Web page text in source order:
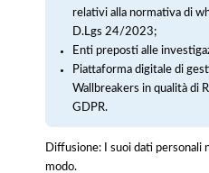
relativi alla normativa di
D.Lgs 24/2023;
Enti preposti alle
Piattaforma digitale di
Wallbreakers in qualità di
GDPR.
Diffusione: I suoi dati personali
modo.